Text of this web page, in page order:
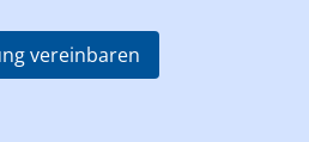
vereinbaren